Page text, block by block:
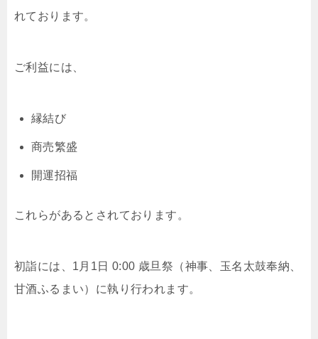
れております。
ご利益には、
縁結び
商売繁盛
開運招福
これらがあるとされております。
初詣には、1月1日 0:00 歳旦祭（神事、玉名太鼓奉納、
甘酒ふるまい）に執り行われます。